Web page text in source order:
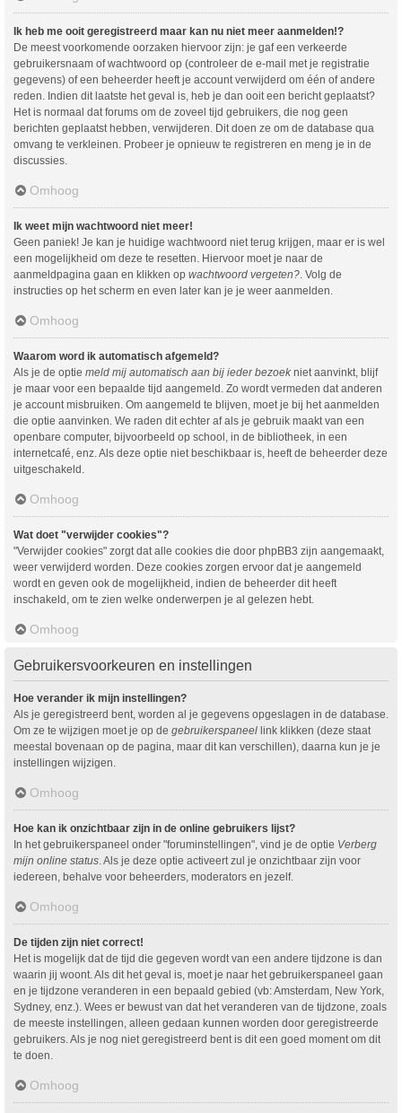
Ik heb me ooit geregistreerd maar kan nu niet meer aanmelden!?
De meest voorkomende oorzaken hiervoor zijn: je gaf een verkeerde
gebruikersnaam of wachtwoord op (controleer de e-mail met je registratie
gegevens) of een beheerder heeft je account verwijderd om één of andere
reden. Indien dit laatste het geval is, heb je dan ooit een bericht geplaatst?
Het is normaal dat forums om de zoveel tijd gebruikers, die nog geen
berichten geplaatst hebben, verwijderen. Dit doen ze om de database qua
omvang te verkleinen. Probeer je opnieuw te registreren en meng je in de
discussies.
Omhoog
Ik weet mijn wachtwoord niet meer!
Geen paniek! Je kan je huidige wachtwoord niet terug krijgen, maar er is wel
een mogelijkheid om deze te resetten. Hiervoor moet je naar de
aanmeldpagina gaan en klikken op wachtwoord vergeten? . Volg de
instructies op het scherm en even later kan je je weer aanmelden.
Omhoog
Waarom word ik automatisch afgemeld?
Als je de optie meld mij automatisch aan bij ieder bezoek niet aanvinkt, blijf
je maar voor een bepaalde tijd aangemeld. Zo wordt vermeden dat anderen
je account misbruiken. Om aangemeld te blijven, moet je bij het aanmelden
die optie aanvinken. We raden dit echter af als je gebruik maakt van een
openbare computer, bijvoorbeeld op school, in de bibliotheek, in een
internetcafé, enz. Als deze optie niet beschikbaar is, heeft de beheerder deze
uitgeschakeld.
Omhoog
Wat doet "verwijder cookies"?
"Verwijder cookies" zorgt dat alle cookies die door phpBB3 zijn aangemaakt,
weer verwijderd worden. Deze cookies zorgen ervoor dat je aangemeld
wordt en geven ook de mogelijkheid, indien de beheerder dit heeft
inschakeld, om te zien welke onderwerpen je al gelezen hebt.
Omhoog
Gebruikersvoorkeuren en instellingen
Hoe verander ik mijn instellingen?
Als je geregistreerd bent, worden al je gegevens opgeslagen in de database.
Om ze te wijzigen moet je op de gebruikerspaneel link klikken (deze staat
meestal bovenaan op de pagina, maar dit kan verschillen), daarna kun je je
instellingen wijzigen.
Omhoog
Hoe kan ik onzichtbaar zijn in de online gebruikers lijst?
In het gebruikerspaneel onder "foruminstellingen", vind je de optie Verberg
mijn online status . Als je deze optie activeert zul je onzichtbaar zijn voor
iedereen, behalve voor beheerders, moderators en jezelf.
Omhoog
De tijden zijn niet correct!
Het is mogelijk dat de tijd die gegeven wordt van een andere tijdzone is dan
waarin jij woont. Als dit het geval is, moet je naar het gebruikerspaneel gaan
en je tijdzone veranderen in een bepaald gebied (vb: Amsterdam, New York,
Sydney, enz.). Wees er bewust van dat het veranderen van de tijdzone, zoals
de meeste instellingen, alleen gedaan kunnen worden door geregistreerde
gebruikers. Als je nog niet geregistreerd bent is dit een goed moment om dit
te doen.
Omhoog